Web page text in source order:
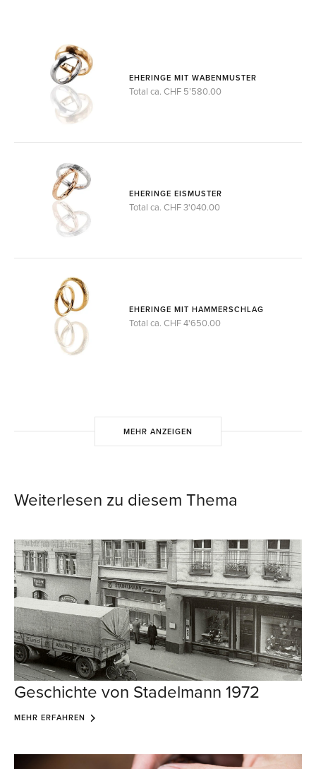
EHERINGE MIT WABENMUSTER
Total ca. CHF 5’580.00
EHERINGE EISMUSTER
Total ca. CHF 3'040.00
EHERINGE MIT HAMMERSCHLAG
Total ca. CHF 4'650.00
MEHR ANZEIGEN
Weiterlesen zu diesem Thema
Geschichte von Stadelmann 1972
MEHR ERFAHREN